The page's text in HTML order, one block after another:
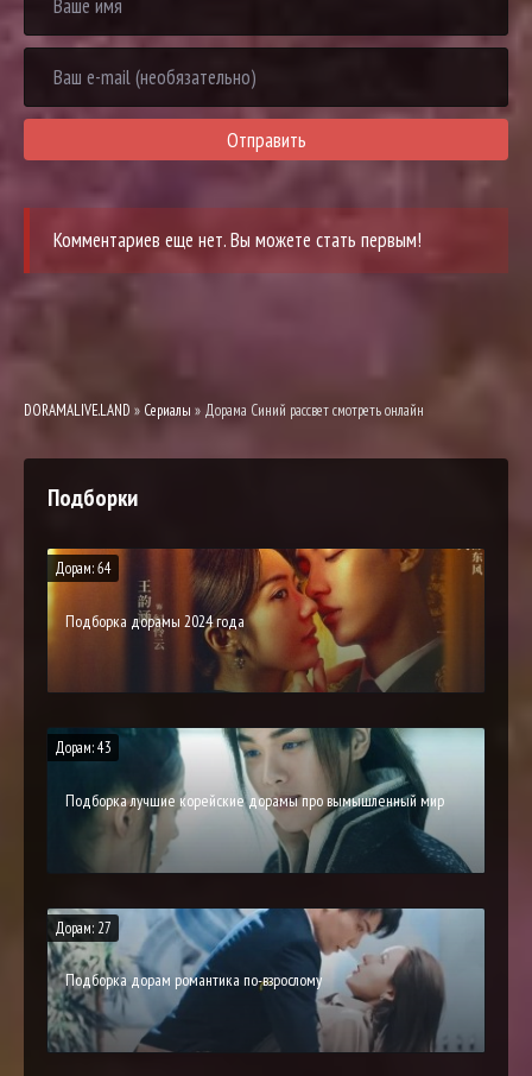
Отправить
Комментариев еще нет. Вы можете стать первым!
DORAMALIVE.LAND » Сериалы » Дорама Синий рассвет смотреть онлайн
Подборки
Дорам: 64
Подборка дорамы 2024 года
Дорам: 43
Подборка лучшие корейские дорамы про вымышленный мир
Дорам: 27
Подборка дорам романтика по-взрослому